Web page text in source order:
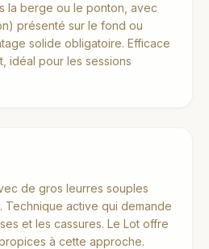
la berge ou le ponton, avec
présenté sur le fond ou
solide obligatoire. Efficace
idéal pour les sessions
de gros leurres souples
Technique active qui demande
et les cassures. Le Lot offre
à cette approche.